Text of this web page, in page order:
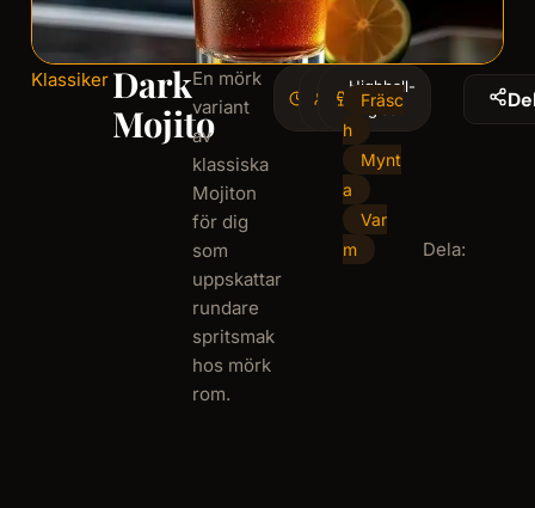
Klassiker Dark
Mojito
En mörk
variant
av
klassiska
Mojiton
för dig
som
uppskattar
rundare
spritsmak
hos mörk
rom.
5
minminutes
1
serving
Highball-
glas
Fräsc
h
Mynt
a
Var
m
Dela: